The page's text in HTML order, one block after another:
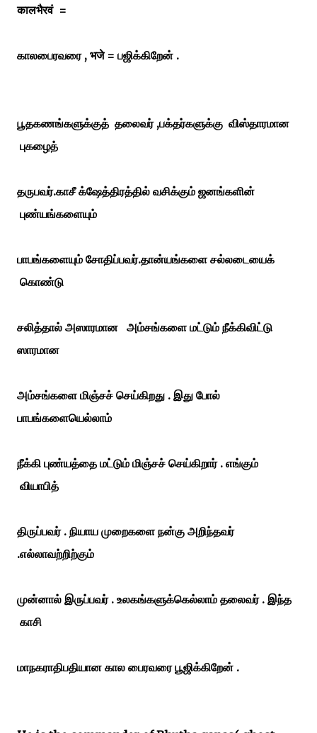
कालभैरवं =
காலபைரவரை , भजे = பஜிக்கிறேன் .
பூதகணங்களுக்குத் தலைவர் ,பக்தர்களுக்கு விஸ்தாரமான
புகழைத்
தருபவர்.காசீ க்ஷேத்திரத்தில் வசிக்கும் ஜனங்களின்
புண்யங்களையும்
பாபங்களையும் சோதிப்பவர்.தான்யங்களை சல்லடையைக்
கொண்டு
சலித்தால் அஸாரமான அம்சங்களை மட்டும் நீக்கிவிட்டு
ஸாரமான
அம்சங்களை மிஞ்சச் செய்கிறது . இது போல்
பாபங்களையெல்லாம்
நீக்கி புண்யத்தை மட்டும் மிஞ்சச் செய்கிறார் . எங்கும்
வியாபித்
திருப்பவர் . நியாய முறைகளை நன்கு அறிந்தவர்
.எல்லாவற்றிற்கும்
முன்னால் இருப்பவர் . உலகங்களுக்கெல்லாம் தலைவர் . இந்த
காசி
மாநகராதிபதியான கால பைரவரை பூஜிக்கிறேன் .